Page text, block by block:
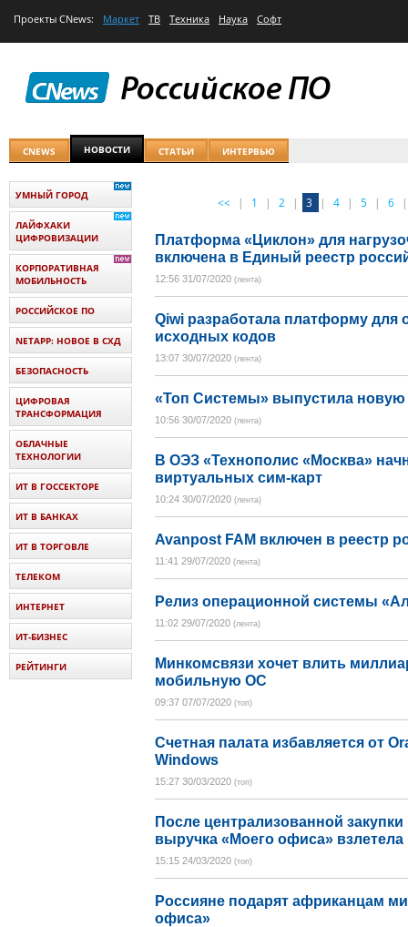
Проекты CNews: Маркет ТВ Техника Наука Софт
CNEWS НОВОСТИ СТАТЬИ ИНТЕРВЬЮ
<< | 1 | 2 | 3 | 4 | 5 | 6 |
Платформа «Циклон» для
включена в Единый реестр
12:56 31/07/2020 (лента)
Qiwi разработала платформу для
исходных кодов
13:07 30/07/2020 (лента)
«Топ Системы» выпустила
10:56 30/07/2020 (лента)
В ОЭЗ «Технополис «Москва»
виртуальных сим-карт
10:24 30/07/2020 (лента)
Avanpost FAM включен в реестр
11:41 29/07/2020 (лента)
Релиз операционной системы
11:02 29/07/2020 (лента)
Минкомсвязи хочет влить
мобильную ОС
09:37 07/07/2020 (топ)
Счетная палата избавляется от
Windows
15:27 30/03/2020 (топ)
После централизованной
выручка «Моего офиса» взлетела
15:15 24/03/2020 (топ)
Россияне подарят африканцам
офиса»
УМНЫЙ ГОРОД
ЛАЙФХАКИ
ЦИФРОВИЗАЦИИ
КОРПОРАТИВНАЯ
МОБИЛЬНОСТЬ
РОССИЙСКОЕ ПО
NETAPP: НОВОЕ В СХД
БЕЗОПАСНОСТЬ
ЦИФРОВАЯ
ТРАНСФОРМАЦИЯ
ОБЛАЧНЫЕ
ТЕХНОЛОГИИ
ИТ В ГОССЕКТОРЕ
ИТ В БАНКАХ
ИТ В ТОРГОВЛЕ
ТЕЛЕКОМ
ИНТЕРНЕТ
ИТ-БИЗНЕС
РЕЙТИНГИ